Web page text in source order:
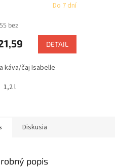
Do 7 dní
bez
DETAIL
káva/čaj Isabelle
1,2 l
Diskusia
popis